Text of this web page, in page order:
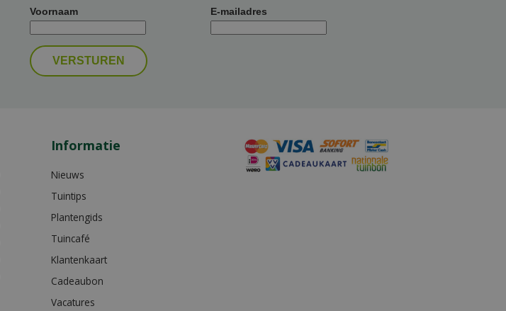
Voornaam E-mailadres
Informatie
Nieuws
Tuintips
Plantengids
Tuincafé
Klantenkaart
Cadeaubon
Vacatures